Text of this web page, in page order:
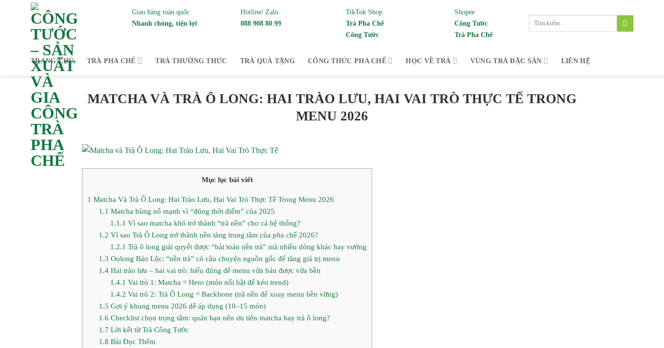
Giao hàng toàn quốc
Nhanh chóng, tiện lợi
Hotline/ Zalo
088 908 80 99
TikTok Shop
Trà Pha Chế
Công Tước
Shopee
Công Tước
Trà Pha Chế
TRANG CHỦ TRÀ PHA CHẾ TRÀ THƯỞNG THỨC TRÀ QUÀ TẶNG CÔNG THỨC PHA CHẾ HỌC VỀ TRÀ VÙNG TRÀ ĐẶC SẢN LIÊN HỆ
MATCHA VÀ TRÀ Ô LONG: HAI TRÀO LƯU, HAI VAI TRÒ THỰC TẾ TRONG
MENU 2026
Mục lục bài viết
1 Matcha Và Trà Ô Long: Hai Trào Lưu, Hai Vai Trò Thực Tế Trong Menu 2026
1.1 Matcha bùng nổ mạnh vì “đúng thời điểm” của 2025
1.1.1 Vì sao matcha khó trở thành “trà nền” cho cả hệ thống?
1.2 Vì sao Trà Ô Long trở thành nền tảng trung tâm của pha chế 2026?
1.2.1 Trà ô long giải quyết được “bài toán nền trà” mà nhiều dòng khác hay vướng
1.3 Oolong Bảo Lộc: “nền trà” có câu chuyện nguồn gốc để tăng giá trị menu
1.4Hai trào lưu – hai vai trò: hiểu đúng để menu vừa bán được vừa bền
1.4.1 Vai trò 1: Matcha = Hero (món nổi bật để kéo trend)
1.4.2 Vai trò 2: Trà Ô Long = Backbone (trà nền để xoay menu bền vững)
1.5 Gợi ý khung menu 2026 dễ áp dụng (10–15 món)
1.6 Checklist chọn trọng tâm: quán bạn nên ưu tiên matcha hay trà ô long?
1.7 Lời kết từ Trà Công Tước
1.8 Bài Đọc Thêm